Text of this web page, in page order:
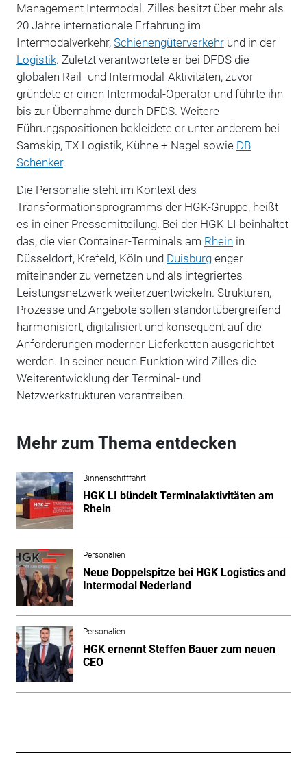
Management Intermodal. Zilles besitzt über mehr als
20 Jahre internationale Erfahrung im
Intermodalverkehr, Schienengüterverkehrund in der
Logistik. Zuletzt verantwortete er bei DFDS die
globalen Rail- und Intermodal-Aktivitäten, zuvor
gründete er einen Intermodal-Operator und führte ihn
bis zur Übernahme durch DFDS. Weitere
Führungspositionen bekleidete er unter anderem bei
Samskip, TX Logistik, Kühne + Nagel sowie DB
Schenker.
Die Personalie steht im Kontext des
Transformationsprogramms der HGK-Gruppe, heißt
es in einer Pressemitteilung. Bei der HGK LI beinhaltet
das, die vier Container-Terminals am Rhein in
Düsseldorf, Krefeld, Köln und Duisburgenger
miteinander zu vernetzen und als integriertes
Leistungsnetzwerk weiterzuentwickeln. Strukturen,
Prozesse und Angebote sollen standortübergreifend
harmonisiert, digitalisiert und konsequent auf die
Anforderungen moderner Lieferketten ausgerichtet
werden. In seiner neuen Funktion wird Zilles die
Weiterentwicklung der Terminal- und
Netzwerkstrukturen vorantreiben.
Mehr zum Thema entdecken
Binnenschifffahrt
HGK LI bündelt Terminalaktivitäten am
Rhein
Personalien
Neue Doppelspitze bei HGK Logistics and
Intermodal Nederland
Personalien
HGK ernennt Steffen Bauer zum neuen
CEO